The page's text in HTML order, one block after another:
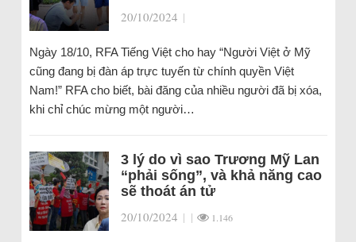
20/10/2024 |
Ngày 18/10, RFA Tiếng Việt cho hay “Người Việt ở Mỹ
cũng đang bị đàn áp trực tuyến từ chính quyền Việt
Nam!” RFA cho biết, bài đăng của nhiều người đã bị xóa,
khi chỉ chúc mừng một người…
3 lý do vì sao Trương Mỹ Lan
“phải sống”, và khả năng cao
sẽ thoát án tử
20/10/2024 | | 1.146